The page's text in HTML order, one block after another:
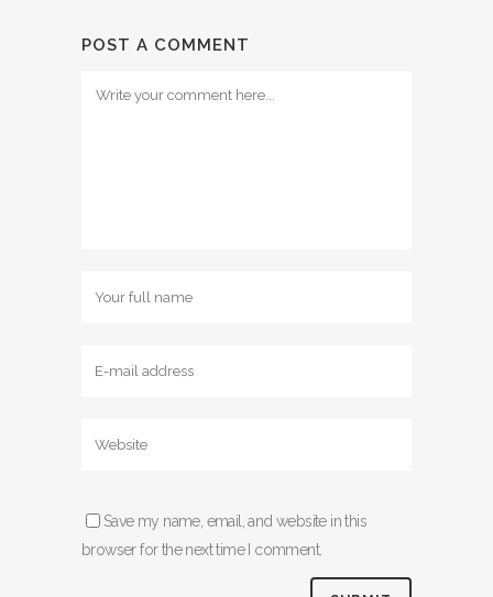
POST A COMMENT
Save my name, email, and website in this
browser for the next time I comment.